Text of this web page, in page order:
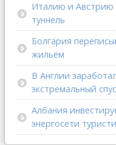
Италию и Австрию
туннель
Болгария
жильём
В Англии
экстремальный
Албания
энергосети